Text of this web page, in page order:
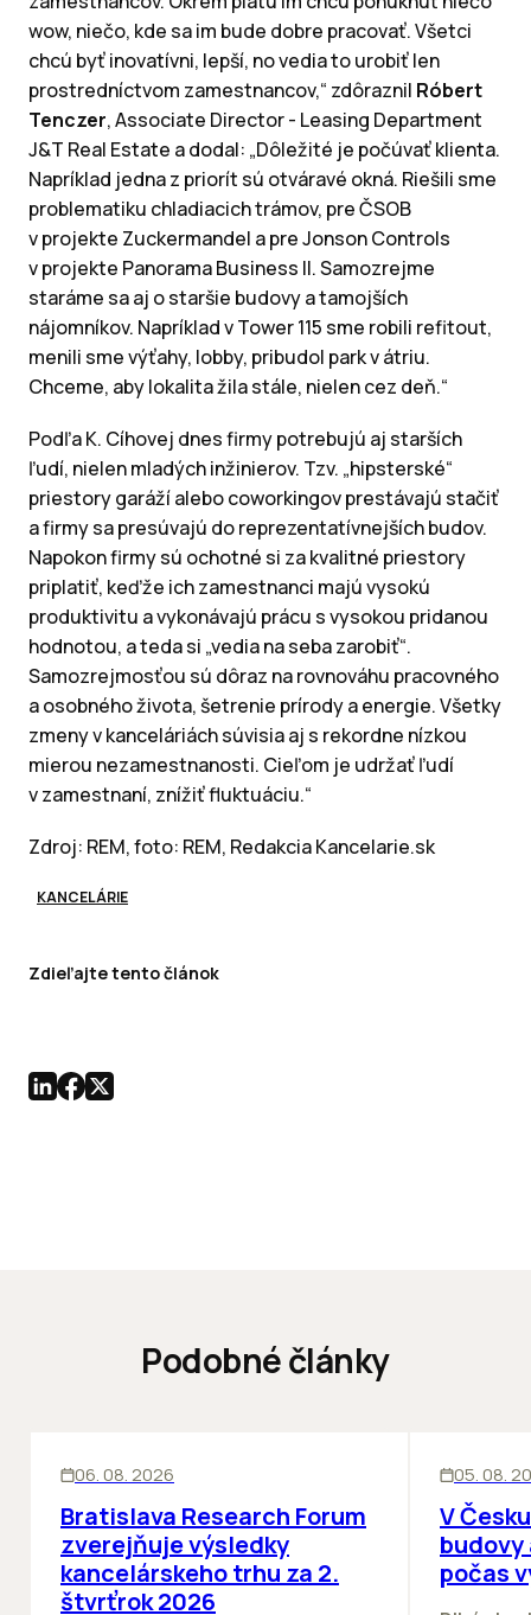
wow, niečo, kde sa im bude dobre pracovať. Všetci
chcú byť inovatívni, lepší, no vedia to urobiť len
prostredníctvom zamestnancov,“ zdôraznil Róbert
Tenczer, Associate Director - Leasing Department
J&T Real Estate a dodal: „Dôležité je počúvať klienta.
Napríklad jedna z priorít sú otváravé okná. Riešili sme
problematiku chladiacich trámov, pre ČSOB
v projekte Zuckermandel a pre Jonson Controls
v projekte Panorama Business II. Samozrejme
staráme sa aj o staršie budovy a tamojších
nájomníkov. Napríklad v Tower 115 sme robili refitout,
menili sme výťahy, lobby, pribudol park v átriu.
Chceme, aby lokalita žila stále, nielen cez deň.“
Podľa K. Cíhovej dnes firmy potrebujú aj starších
ľudí, nielen mladých inžinierov. Tzv. „hipsterské“
priestory garáží alebo coworkingov prestávajú stačiť
a firmy sa presúvajú do reprezentatívnejších budov.
Napokon firmy sú ochotné si za kvalitné priestory
priplatiť, keďže ich zamestnanci majú vysokú
produktivitu a vykonávajú prácu s vysokou pridanou
hodnotou, a teda si „vedia na seba zarobiť“.
Samozrejmosťou sú dôraz na rovnováhu pracovného
a osobného života, šetrenie prírody a energie. Všetky
zmeny v kanceláriách súvisia aj s rekordne nízkou
mierou nezamestnanosti. Cieľom je udržať ľudí
v zamestnaní, znížiť fluktuáciu.“
Zdroj: REM, foto: REM, Redakcia Kancelarie.sk
KANCELÁRIE
Zdieľajte tento článok
Podobné články
06. 08. 2026
Bratislava Research Forum
zverejňuje výsledky
kancelárskeho trhu za 2.
štvrťrok 2026
05. 08.
V
počas